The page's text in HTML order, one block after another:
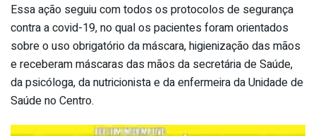
Essa ação seguiu com todos os protocolos de segurança
contra a covid-19, no qual os pacientes foram orientados
sobre o uso obrigatório da máscara, higienização das mãos
e receberam máscaras das mãos da secretária de Saúde,
da psicóloga, da nutricionista e da enfermeira da Unidade de
Saúde no Centro.